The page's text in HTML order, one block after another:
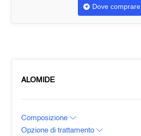
Dove comprare
ALOMIDE
Composizione
Opzione di trattamento